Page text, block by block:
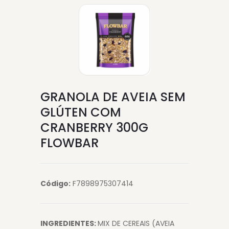
GRANOLA DE AVEIA SEM
GLÚTEN COM
CRANBERRY 300G
FLOWBAR
Código: F7898975307414
INGREDIENTES:MIX DE CEREAIS (AVEIA